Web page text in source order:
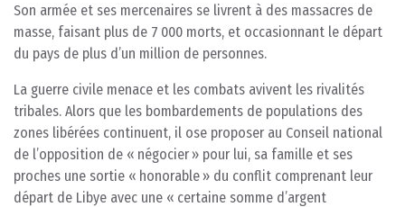
Son armée et ses mercenaires se livrent à des massacres de
masse, faisant plus de 7 000 morts, et occasionnant le départ
du pays de plus d’un million de personnes.
La guerre civile menace et les combats avivent les rivalités
tribales. Alors que les bombardements de populations des
zones libérées continuent, il ose proposer au Conseil national
de l’opposition de « négocier » pour lui, sa famille et ses
proches une sortie « honorable » du conflit comprenant leur
départ de Libye avec une « certaine somme d’argent